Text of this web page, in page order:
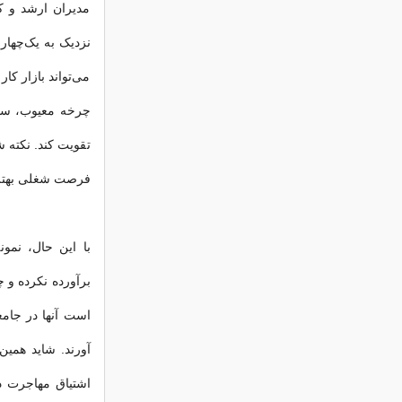
مدیران ارشد و
نزدیک به
می‌تواند بازار
چرخه معیوب،
تقویت کند. نکته
فرصت شغلی
با‌ این‌ حال،
برآورده نکرده
است ‌آنها در
آورند. شاید
اشتیاق